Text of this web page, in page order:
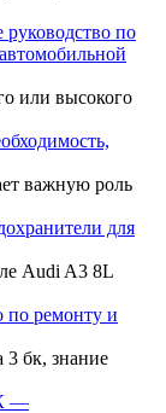
по
или высокого
важную роль
для
Audi A3 8L
по ремонту и
бк, знание
—